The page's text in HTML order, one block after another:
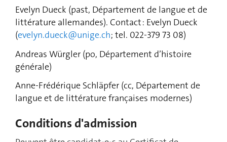
Evelyn Dueck (past, Département de langue et de
littérature allemandes). Contact : Evelyn Dueck
(evelyn.dueck@unige.ch; tel. 022-379 73 08)
Andreas Würgler (po, Département d’histoire
générale)
Anne-Frédérique Schläpfer (cc, Département de
langue et de littérature françaises modernes)
Conditions d'admission